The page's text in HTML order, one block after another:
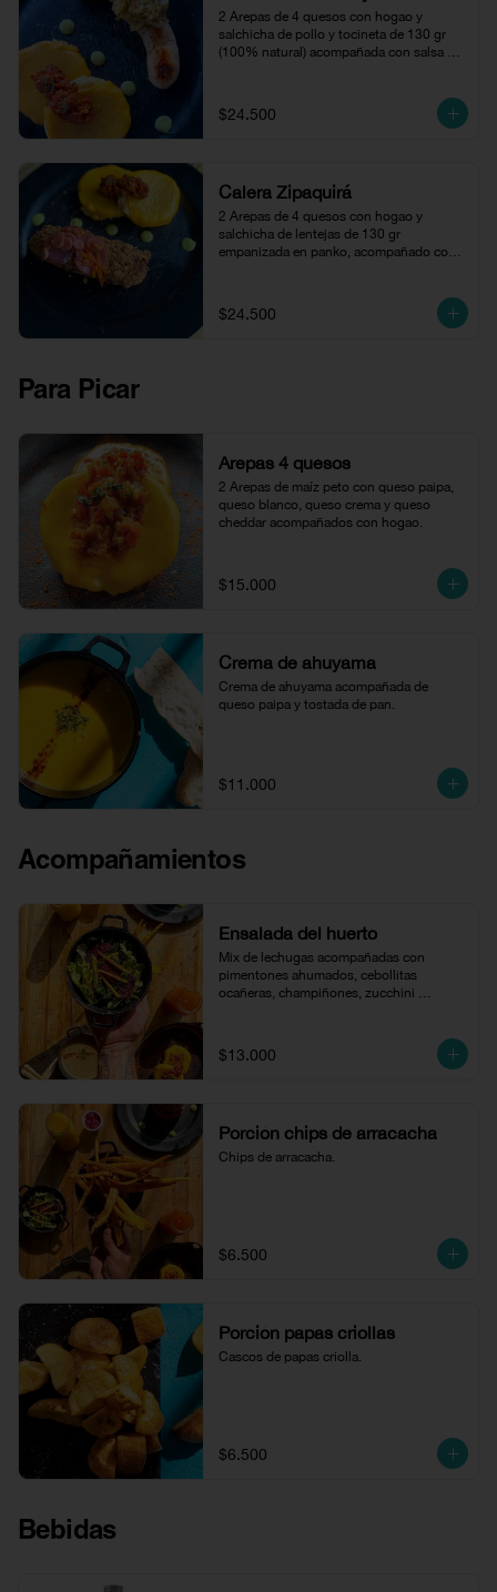
2 Arepas de 4 quesos con hogao y
salchicha de pollo y tocineta de 130 gr
(100% natural) acompañada con salsa
$24.500
Calera Zipaquirá
2 Arepas de 4 quesos con hogao y
salchicha de lentejas de 130 gr
empanizada en panko, acompañado con
$24.500
Para Picar
Arepas 4 quesos
2 Arepas de maíz peto con queso paipa,
queso blanco, queso crema y queso
cheddar acompañados con hogao.
$15.000
Crema de ahuyama
Crema de ahuyama acompañada de
queso paipa y tostada de pan.
$11.000
Acompañamientos
Ensalada del huerto
Mix de lechugas acompañadas con
pimentones ahumados, cebollitas
ocañeras, champiñones, zucchini
casa.
$13.000
Porción chips de arracacha
Chips de arracacha.
$6.500
Porción papas criollas
Cascos de papas criolla.
$6.500
Bebidas